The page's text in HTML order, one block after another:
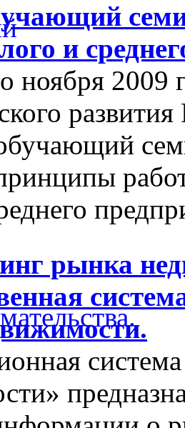
и
ноября 2009
рынка